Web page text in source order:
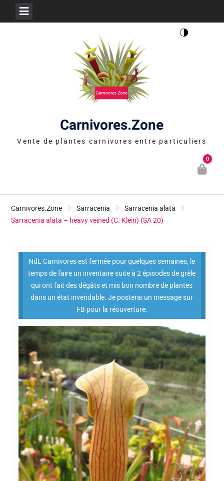
Carnivores.Zone
Vente de plantes carnivores entre particuliers
0
Carnivores.Zone Sarracenia
Sarracenia alata
Sarracenia alata – heavy veined (C. Klein) (SA 20)
NdL Carnivores est fermée pour quelques semaines, le
temps de faire un inventaire suite à 2 épisodes de grêle
qui ont fait des dégâts et mis bon nombre de plantes
dans un état invendable. Je posterai un message sur
FB pour la réouverture.